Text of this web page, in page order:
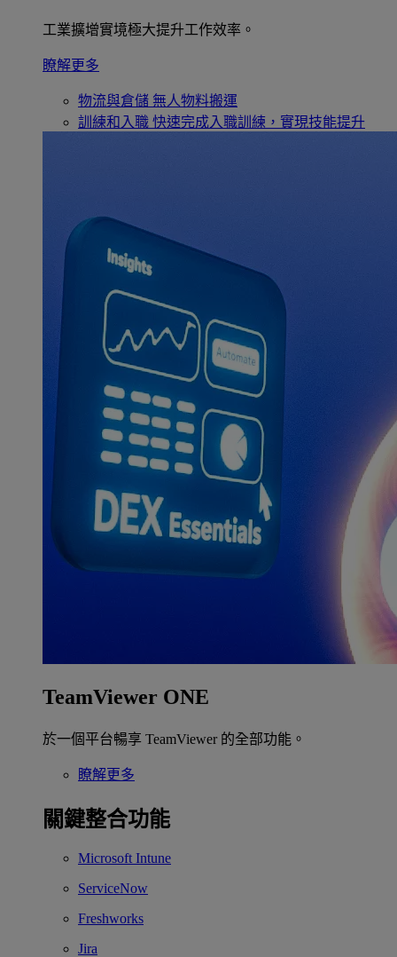
工業擴增實境極大提升工作效率。
瞭解更多
物流與倉儲 無人物料搬運
訓練和入職 快速完成入職訓練，實現技能提升
TeamViewer ONE
於一個平台暢享 TeamViewer 的全部功能。
瞭解更多
關鍵整合功能
Microsoft Intune
ServiceNow
Freshworks
Jira